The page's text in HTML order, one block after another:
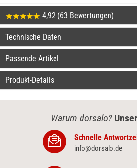
4,92 (63 Bewertungen)
Technische Daten
Passende Artikel
Produkt-Details
Warum dorsalo?
Schnelle
info@dorsalo.de